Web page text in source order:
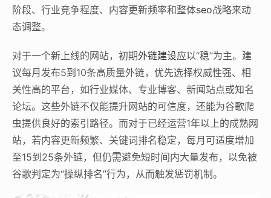
阶段、行业竞争程度、内容更新频率和整体seo战略来动
态调整。
对于一个新上线的网站，初期外链建设应以“稳”为主。建
议每月发布5到10条高质量外链，优先选择权威性强、相
关性高的平台，如行业媒体、专业博客、新闻站点或知名
论坛。这些外链不仅能提升网站的可信度，还能为谷歌爬
虫提供良好的索引路径。而对于已经运营1年以上的成熟网
站，若内容更新频繁、关键词排名稳定，每月可适度增加
至15到25条外链，但仍需避免短时间内大量发布，以免被
谷歌判定为“操纵排名”行为，从而触发惩罚机制。